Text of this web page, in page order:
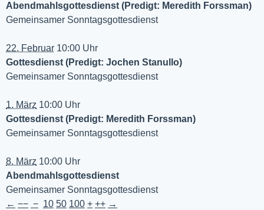
Abendmahlsgottesdienst (Predigt: Meredith Forssman)
Gemeinsamer Sonntagsgottesdienst
22. Februar 10:00 Uhr
Gottesdienst (Predigt: Jochen Stanullo)
Gemeinsamer Sonntagsgottesdienst
1. März 10:00 Uhr
Gottesdienst (Predigt: Meredith Forssman)
Gemeinsamer Sonntagsgottesdienst
8. März 10:00 Uhr
Abendmahlsgottesdienst
Gemeinsamer Sonntagsgottesdienst
← −− − 10 50 100 + ++ →